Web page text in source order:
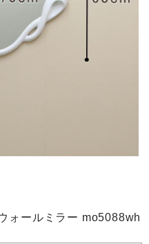
ォールミラー mo5088wh